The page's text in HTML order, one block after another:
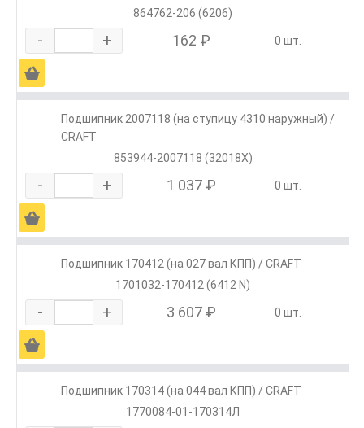
864762-206 (6206)
- + 162 ₽ 0 шт.
Ä
Подшипник 2007118 (на ступицу 4310 наружный) /
CRAFT
853944-2007118 (32018X)
- + 1 037 ₽ 0 шт.
Ä
Подшипник 170412 (на 027 вал КПП) / CRAFT
1701032-170412 (6412 N)
- + 3 607 ₽ 0 шт.
Ä
Подшипник 170314 (на 044 вал КПП) / CRAFT
1770084-01-170314Л